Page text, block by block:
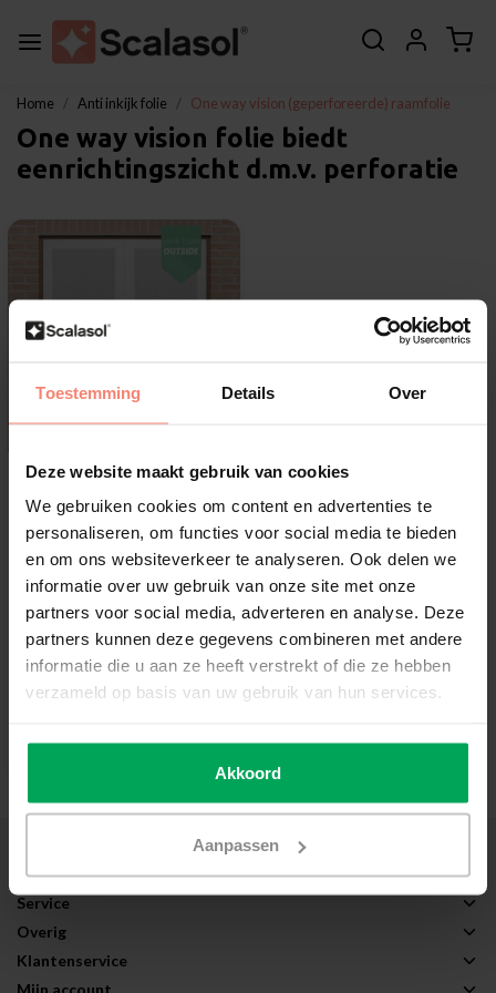
Toestemming Details Over
Deze website maakt gebruik van cookies
We gebruiken cookies om content en advertenties te
personaliseren, om functies voor social media te bieden
en om ons websiteverkeer te analyseren. Ook delen we
informatie over uw gebruik van onze site met onze
partners voor social media, adverteren en analyse. Deze
partners kunnen deze gegevens combineren met andere
informatie die u aan ze heeft verstrekt of die ze hebben
verzameld op basis van uw gebruik van hun services.
Akkoord
Aanpassen
Home Anti inkijk folie One way vision (geperforeerde) raamfolie
One way vision folie biedt
eenrichtingszicht d.m.v. perforatie
Privacy Folie | P1WV |
Wit | Eenrichtingszicht
Geperforeerde raamfolie
Montage: Buitenzijde glas
€19,50
Toepassingen
Service
Overig
Klantenservice
Mijn account